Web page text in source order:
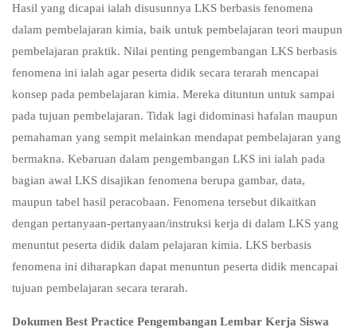
Hasil yang dicapai ialah disusunnya LKS berbasis fenomena
dalam pembelajaran kimia, baik untuk pembelajaran teori maupun
pembelajaran praktik. Nilai penting pengembangan LKS berbasis
fenomena ini ialah agar peserta didik secara terarah mencapai
konsep pada pembelajaran kimia. Mereka dituntun untuk sampai
pada tujuan pembelajaran. Tidak lagi didominasi hafalan maupun
pemahaman yang sempit melainkan mendapat pembelajaran yang
bermakna. Kebaruan dalam pengembangan LKS ini ialah pada
bagian awal LKS disajikan fenomena berupa gambar, data,
maupun tabel hasil peracobaan. Fenomena tersebut dikaitkan
dengan pertanyaan-pertanyaan/instruksi kerja di dalam LKS yang
menuntut peserta didik dalam pelajaran kimia. LKS berbasis
fenomena ini diharapkan dapat menuntun peserta didik mencapai
tujuan pembelajaran secara terarah.
Dokumen Best Practice Pengembangan Lembar Kerja Siswa